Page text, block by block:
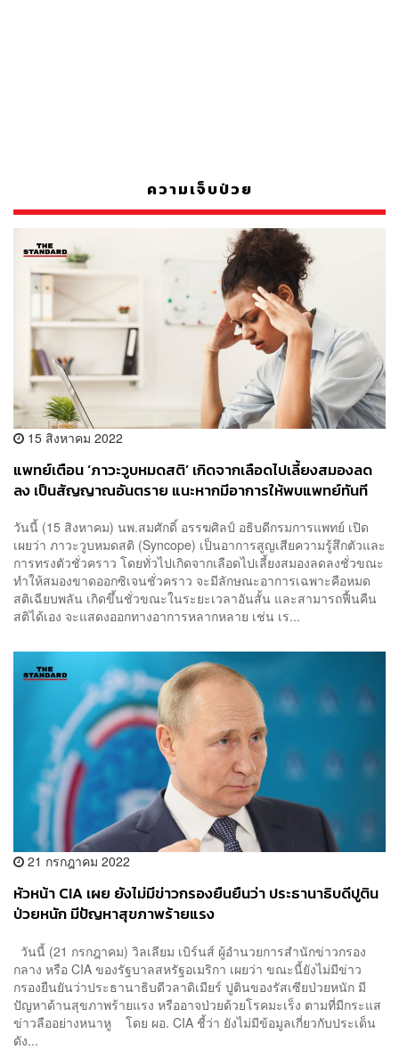
ความเจ็บป่วย
15 สิงหาคม 2022
แพทย์เตือน ‘ภาวะวูบหมดสติ’ เกิดจากเลือดไปเลี้ยงสมองลด
ลง เป็นสัญญาณอันตราย แนะหากมีอาการให้พบแพทย์ทันที
วันนี้ (15 สิงหาคม) นพ.สมศักดิ์ อรรฆศิลป์ อธิบดีกรมการแพทย์ เปิด
เผยว่า ภาวะวูบหมดสติ (Syncope) เป็นอาการสูญเสียความรู้สึกตัวและ
การทรงตัวชั่วคราว โดยทั่วไปเกิดจากเลือดไปเลี้ยงสมองลดลงชั่วขณะ
ทำให้สมองขาดออกซิเจนชั่วคราว จะมีลักษณะอาการเฉพาะคือหมด
สติเฉียบพลัน เกิดขึ้นชั่วขณะในระยะเวลาอันสั้น และสามารถฟื้นคืน
สติได้เอง จะแสดงออกทางอาการหลากหลาย เช่น เร...
21 กรกฎาคม 2022
หัวหน้า CIA เผย ยังไม่มีข่าวกรองยืนยืนว่า ประธานาธิบดีปูติน
ป่วยหนัก มีปัญหาสุขภาพร้ายแรง
วันนี้ (21 กรกฎาคม) วิลเลียม เบิร์นส์ ผู้อำนวยการสำนักข่าวกรอง
กลาง หรือ CIA ของรัฐบาลสหรัฐอเมริกา เผยว่า ขณะนี้ยังไม่มีข่าว
กรองยืนยันว่าประธานาธิบดีวลาดิเมียร์ ปูตินของรัสเซียป่วยหนัก มี
ปัญหาด้านสุขภาพร้ายแรง หรืออาจป่วยด้วยโรคมะเร็ง ตามที่มีกระแส
ข่าวลืออย่างหนาหู โดย ผอ. CIA ชี้ว่า ยังไม่มีข้อมูลเกี่ยวกับประเด็น
ดัง...